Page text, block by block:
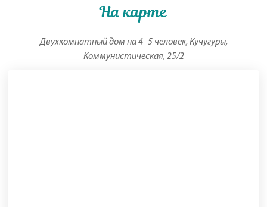
На карте
Двухкомнатный дом на 4–5 человек, Кучугуры,
Коммунистическая, 25/2